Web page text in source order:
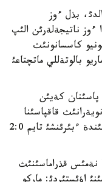
بذل ءوز
20- مينؤتئندا ءوز ناتيجةلةرئن الئپ
كاسسانونئث
بالوتةللي ماتچتاعئ
پاسئنان كةيئن
قاقپاسئنا
باعئتتاعان دوبئ ءدوپ ءتذسئپ، ناتيجةسئندة ءبئرئنشئ تايم 2:0
قذراماسئنئث